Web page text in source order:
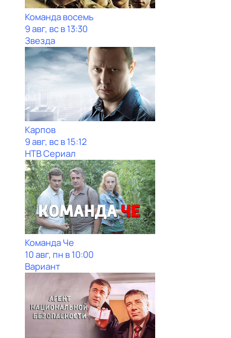
Команда восемь
9 авг, вс в 13:30
Звезда
Карпов
9 авг, вс в 15:12
НТВ Сериал
Команда Че
10 авг, пн в 10:00
Вариант